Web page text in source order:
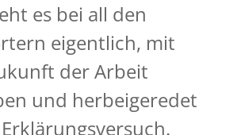
es bei all den
eigentlich, mit
der Arbeit
und herbeigeredet